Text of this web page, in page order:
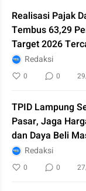
Realisasi Pajak
Tembus 63,29
Target 2026
Redaksi
0 0
TPID Lampung
Pasar, Jaga
dan Daya Beli
Redaksi
0 0